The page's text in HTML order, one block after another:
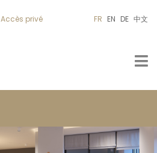
Accès privé FR EN DE 中文